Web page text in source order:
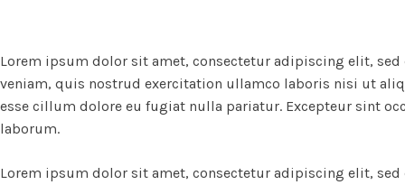
Lorem ipsum dolor sit amet, consectetur adipiscing elit,
veniam, quis nostrud exercitation ullamco laboris nisi ut
esse cillum dolore eu fugiat nulla pariatur. Excepteur sint
laborum.
Lorem ipsum dolor sit amet, consectetur adipiscing elit,